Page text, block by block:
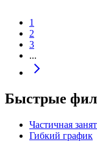
1
2
3
...
Быстрые
Частичная
Гибкий график